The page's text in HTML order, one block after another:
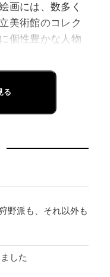
画には、数多く
美術館のコレク
個性豊かな人物
好奇の眼差しを
、画中で集い交
は、1人、2人、3
ます。単身像、
て頂き、人物図
会とします。
させられる今
中の人びとの姿
る
野派も、それ以外も
した